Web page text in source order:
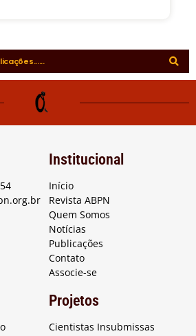
Institucional
Início
Revista ABPN
Quem Somos
Notícias
Publicações
Contato
Associe-se
Projetos
Cientistas Insubmissas